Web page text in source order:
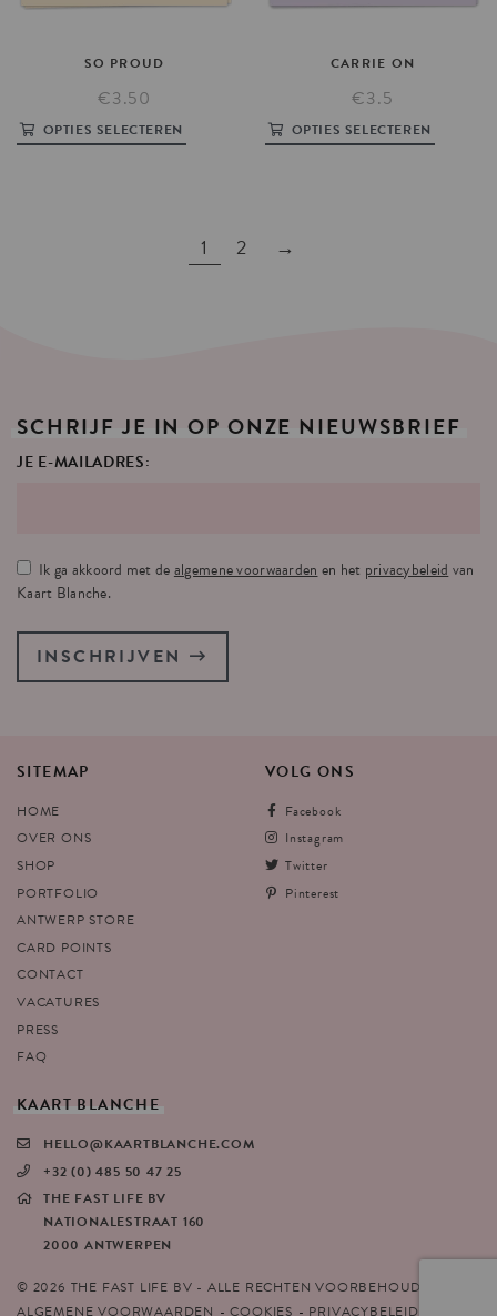
SO PROUD
€3.50
OPTIES SELECTEREN
CARRIE ON
€3.5
OPTIES SELECTEREN
1 2 →
SCHRIJF JE IN OP ONZE NIEUWSBRIEF
JE E-MAILADRES:
Ik ga akkoord met dealgemene voorwaardenen het privacybeleidvan
Kaart Blanche.
INSCHRIJVEN
SITEMAP
HOME
OVER ONS
SHOP
PORTFOLIO
ANTWERP STORE
CARD POINTS
CONTACT
VACATURES
PRESS
FAQ
VOLG ONS
Facebook
Instagram
Twitter
Pinterest
KAART BLANCHE
HELLO@KAARTBLANCHE.COM
+32 (0) 485 50 47 25
THE FAST LIFE BV
NATIONALESTRAAT 160
2000 ANTWERPEN
© 2026 THE FAST LIFE BV - ALLE RECHTEN VOORBEHOUDEN
ALGEMENE VOORWAARDEN
COOKIES PRIVACYBELEID